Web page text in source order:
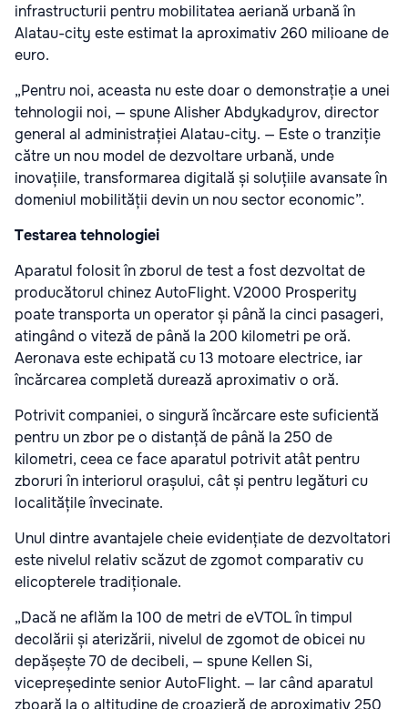
infrastructurii pentru mobilitatea aeriană urbană în
Alatau-city este estimat la aproximativ 260 milioane de
euro.
„Pentru noi, aceasta nu este doar o demonstrație a unei
tehnologii noi, — spune Alisher Abdykadyrov, director
general al administrației Alatau-city. — Este o tranziție
către un nou model de dezvoltare urbană, unde
inovațiile, transformarea digitală și soluțiile avansate în
domeniul mobilității devin un nou sector economic”.
Testarea tehnologiei
Aparatul folosit în zborul de test a fost dezvoltat de
producătorul chinez AutoFlight. V2000 Prosperity
poate transporta un operator și până la cinci pasageri,
atingând o viteză de până la 200 kilometri pe oră.
Aeronava este echipată cu 13 motoare electrice, iar
încărcarea completă durează aproximativ o oră.
Potrivit companiei, o singură încărcare este suficientă
pentru un zbor pe o distanță de până la 250 de
kilometri, ceea ce face aparatul potrivit atât pentru
zboruri în interiorul orașului, cât și pentru legături cu
localitățile învecinate.
Unul dintre avantajele cheie evidențiate de dezvoltatori
este nivelul relativ scăzut de zgomot comparativ cu
elicopterele tradiționale.
„Dacă ne aflăm la 100 de metri de eVTOL în timpul
decolării și aterizării, nivelul de zgomot de obicei nu
depășește 70 de decibeli, — spune Kellen Si,
vicepreședinte senior AutoFlight. — Iar când aparatul
zboară la o altitudine de croazieră de aproximativ 250